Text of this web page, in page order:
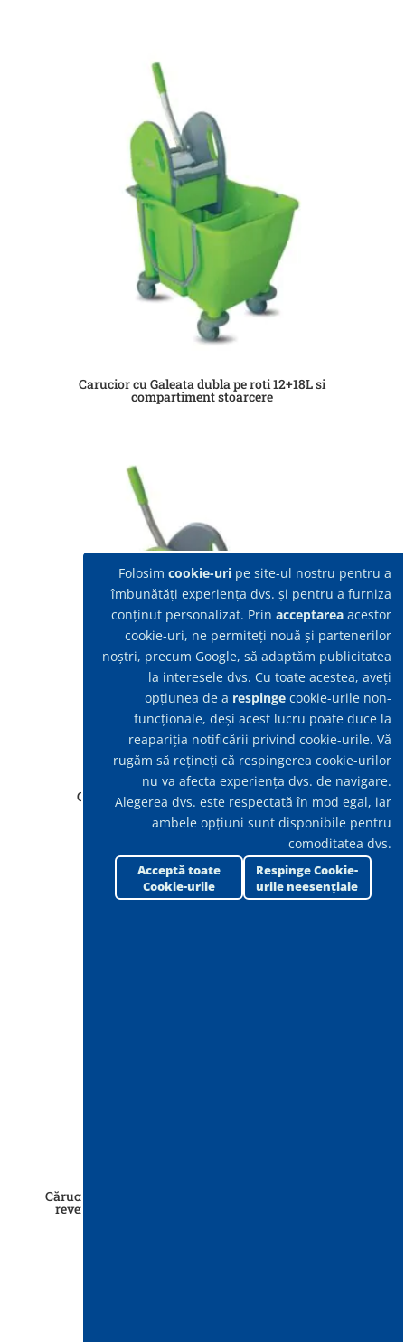
Carucior cu Galeata dubla pe roti 12+18L si
compartiment stoarcere
Carucior SPEED cu Galeata 18L si storcator
Cărucior TRIS3P 15L (tava transport ustensile, mâner
reversibil, storcator de mop cu maner) si New Line
Folosimcookie-uri pe site-ul nostru pentru a
îmbunătăți experiența dvs. și pentru a furniza
conținut personalizat. Prinacceptarea acestor
cookie-uri, ne permiteți nouă și partenerilor
noștri, precum Google, să adaptăm publicitatea
la interesele dvs. Cu toate acestea, aveți
opțiunea de a respinge cookie-urile non-
funcționale, deși acest lucru poate duce la
reapariția notificării privind cookie-urile. Vă
rugăm să rețineți că respingerea cookie-urilor
nu va afecta experiența dvs. de navigare.
Alegerea dvs. este respectată în mod egal, iar
ambele opțiuni sunt disponibile pentru
comoditatea dvs.
Acceptă toate
Cookie-urile
Respinge Cookie-
urile neesențiale